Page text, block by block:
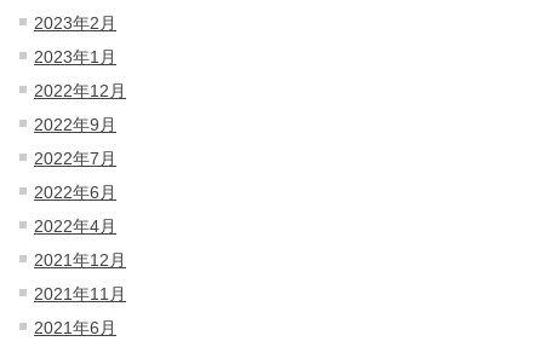
2023年2月
2023年1月
2022年12月
2022年9月
2022年7月
2022年6月
2022年4月
2021年12月
2021年11月
2021年6月